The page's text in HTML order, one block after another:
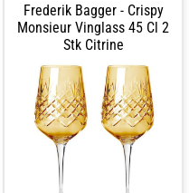
Frederik Bagger - Crispy
Monsieur Vinglass 45 Cl 2
Stk Citrine